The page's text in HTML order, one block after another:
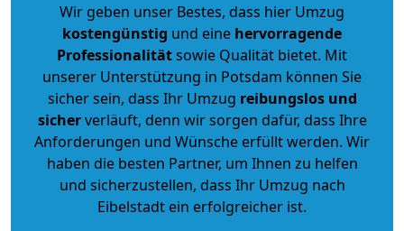
Wir geben unser Bestes, dass hier Umzug
kostengünstig und eine hervorragende
Professionalitätsowie Qualität bietet. Mit
unserer Unterstützung in Potsdam können Sie
sicher sein, dass Ihr Umzug reibungslos und
sicherverläuft, denn wir sorgen dafür, dass Ihre
Anforderungen und Wünsche erfüllt werden. Wir
haben die besten Partner, um Ihnen zu helfen
und sicherzustellen, dass Ihr Umzug nach
Eibelstadt ein erfolgreicher ist.